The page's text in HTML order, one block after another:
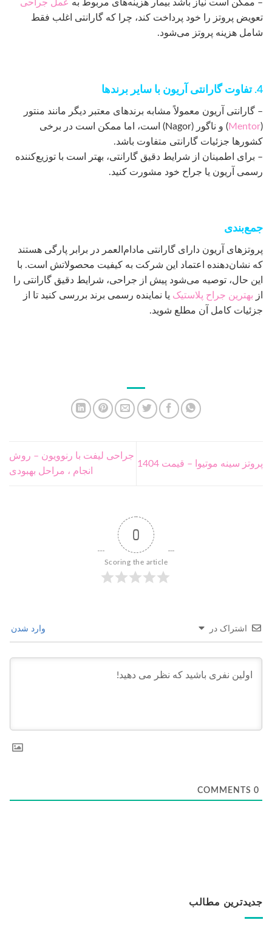
– ممکن است نیاز باشد بیمار هزینه‌های مربوط به عمل جراحی
تعویض پروتز را خود پرداخت کند، چرا که گارانتی اغلب فقط
شامل هزینه پروتز می‌شود.
4. تفاوت گارانتی آریون با سایر برندها
– گارانتی آریون معمولاً مشابه برندهای معتبر دیگر مانند منتور
(
Mentor
) و ناگور (Nagor) است، اما ممکن است در برخی
کشورها جزئیات گارانتی متفاوت باشد.
– برای اطمینان از شرایط دقیق گارانتی، بهتر است با توزیع‌کننده
رسمی آریون یا جراح خود مشورت کنید.
جمع‌بندی
پروتزهای آریون دارای گارانتی مادام‌العمر در برابر پارگی هستند
که نشان‌دهنده اعتماد این شرکت به کیفیت محصولاتش است. با
این حال، توصیه می‌شود پیش از جراحی، شرایط دقیق گارانتی را
از بهترین جراح پلاستیک یا نماینده رسمی برند بررسی کنید تا از
جزئیات کامل آن مطلع شوید.
پروتز سینه موتیوا – قیمت 1404
جراحی لیفت با رنوویون – روش
انجام ، مراحل بهبودی
0
Scoring the article
اشتراک در وارد شدن
0
جدیدترین مطالب